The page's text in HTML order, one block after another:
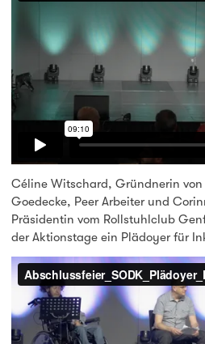
Céline Witschard, Gründnerin
Goedecke, Peer Arbeiter und
Präsidentin vom Rollstuhlclub
der Aktionstage ein Plädoyer für